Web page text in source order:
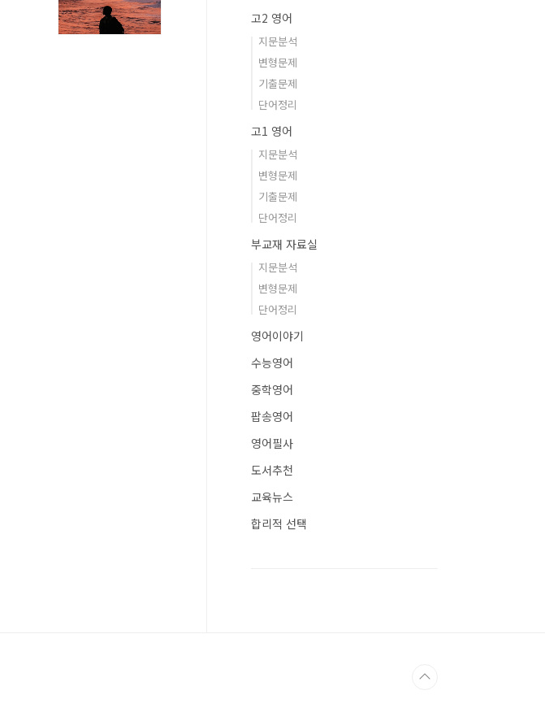
고2 영어
지문분석
변형문제
기출문제
단어정리
고1 영어
지문분석
변형문제
기출문제
단어정리
부교재 자료실
지문분석
변형문제
단어정리
영어이야기
수능영어
중학영어
팝송영어
영어필사
도서추천
교육뉴스
합리적 선택